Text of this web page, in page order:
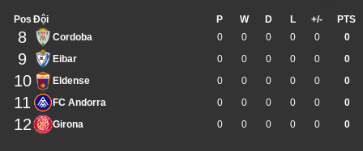
Pos Đội P W D L +/- PTS
8 Cordoba 0 0 0 0 0 0
9 Eibar 0 0 0 0 0 0
10 Eldense 0 0 0 0 0 0
11 FC Andorra 0 0 0 0 0 0
12 Girona 0 0 0 0 0 0